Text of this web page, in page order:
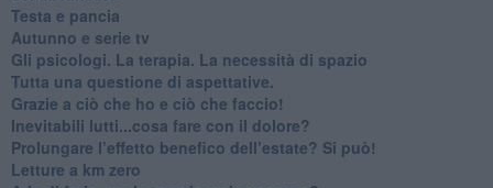
​Testa e pancia
​Autunno e serie tv
​Gli psicologi. La terapia. La necessità di spazio
​Tutta una questione di aspettative.
​Grazie a ciò che ho e ciò che faccio!
​Inevitabili lutti...cosa fare con il dolore?
Prolungare l’effetto benefico dell’estate? Si può!
​Letture a km zero